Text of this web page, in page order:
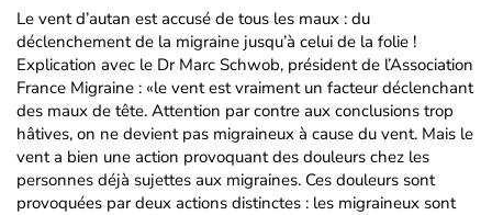
Le vent d’autan est accusé de tous les maux : du
déclenchement de la migraine jusqu’à celui de la folie !
Explication avec le Dr Marc Schwob, président de l’Association
France Migraine : «le vent est vraiment un facteur déclenchant
des maux de tête. Attention par contre aux conclusions trop
hâtives, on ne devient pas migraineux à cause du vent. Mais le
vent a bien une action provoquant des douleurs chez les
personnes déjà sujettes aux migraines. Ces douleurs sont
provoquées par deux actions distinctes : les migraineux sont